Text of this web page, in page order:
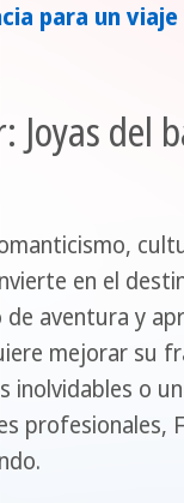
para un
Joyas del
en el
aventura y
mejorar su
inolvidables o
profesionales,